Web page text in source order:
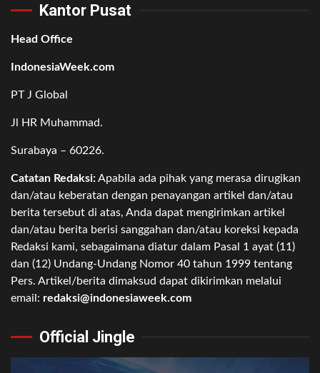
Kantor Pusat
Head Office
IndonesiaWeek.com
PT J Global
Jl HR Muhammad.
Surabaya – 60226.
Catatan Redaksi:Apabila ada pihak yang merasa dirugikan
dan/atau keberatan dengan penayangan artikel dan/atau
berita tersebut di atas, Anda dapat mengirimkan artikel
dan/atau berita berisi sanggahan dan/atau koreksi kepada
Redaksi kami, sebagaimana diatur dalam Pasal 1 ayat (11)
dan (12) Undang-Undang Nomor 40 tahun 1999 tentang
Pers. Artikel/berita dimaksud dapat dikirimkan melalui
email: redaksi@indonesiaweek.com
Official Jingle